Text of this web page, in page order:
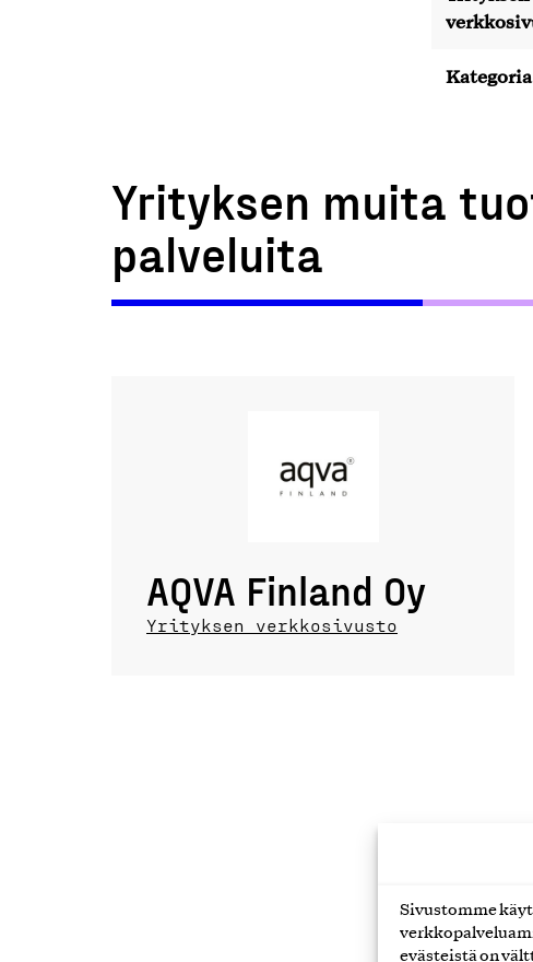
Sivustomme
evästeistä on
Kategoria
Yrityksen muita
palveluita
AQVA Finland Oy
Yrityksen verkkosivusto